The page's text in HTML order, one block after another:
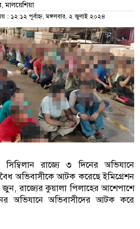
মালয়েশিয়ায় কর্মী পাঠাতে রিক্রুটিং
মালয়েশিয়া বিমানবন্দরে ভুয়া ভিসায়
বাংলাদেশিরা
মালয়েশিয়ায় নথি জালিয়াতির
কুয়ালালামপুরে বিশেষ অভিযানে
আটক
ফেব্রুয়ারিতে নির্বাচন হবে বলে মনে
আগামী নির্বাচনে প্রবাসীদের
মালয়েশিয়ায় ড. মুহাম্মদ ইউনূসকে
: ১২:১২ পূর্বাহ্ন, মঙ্গলবার, ২ জুলাই ২০২৪
সিম্বিলান রাজ্যে ৩ দিনের অভিযানে
অভিবাসীকে আটক করেছে ইমিগ্রেশন
রাজ্যের কুয়ালা পিলাহের আশেপাশে
অভিযানে অভিবাসীদের আটক করে